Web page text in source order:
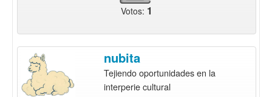
Votos: 1
nubita
Tejiendo oportunidades en la
interperie cultural